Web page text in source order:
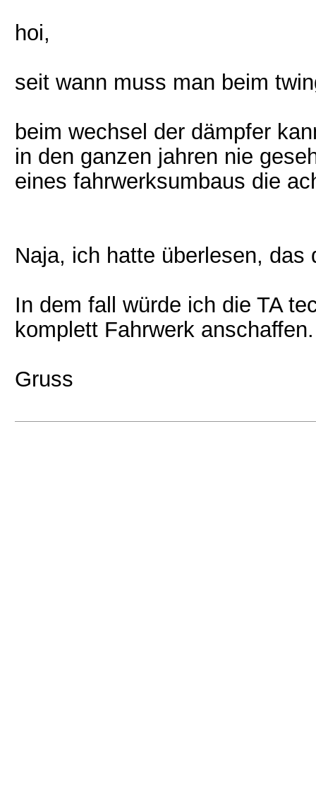
hoi,
seit wann muss man beim
beim wechsel der dämpfer
in den ganzen jahren nie
eines fahrwerksumbaus die
Naja, ich hatte überlesen,
In dem fall würde ich die TA
komplett Fahrwerk anschaffen.
Gruss